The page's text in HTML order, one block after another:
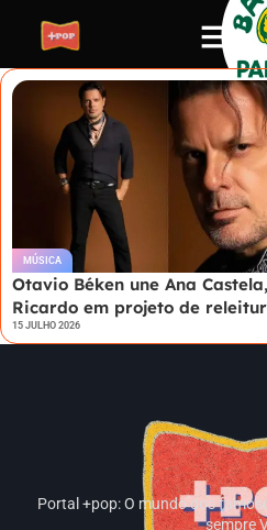
MÚSICA
Otavio Béken une Ana
Ricardo em projeto de
15 JULHO 2026
Portal +pop: O mundo dos
sempre